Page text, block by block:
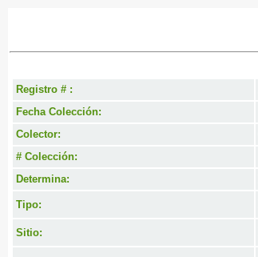
Registro # :
Fecha Colección:
Colector:
# Colección:
Determina:
Tipo:
Sitio: